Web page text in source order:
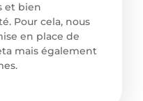
et bien
Pour cela, nous
en place de
mais également